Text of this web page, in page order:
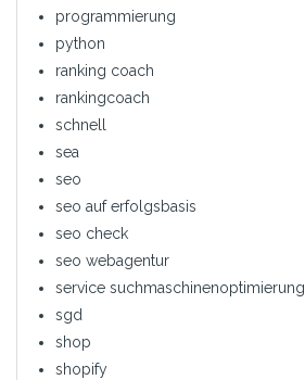
programmierung
python
ranking coach
rankingcoach
schnell
sea
seo
seo auf erfolgsbasis
seo check
seo webagentur
service suchmaschinenoptimierung
sgd
shop
shopify